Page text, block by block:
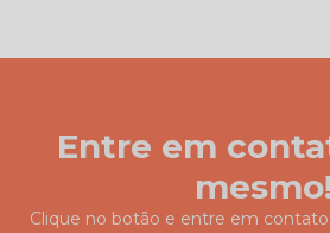
Entre em
mesmo!
Clique no botão e entre em contato